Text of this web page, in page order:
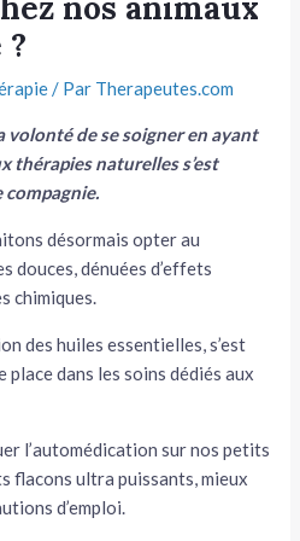
/ Par Therapeutes.com
volonté de se soigner en ayant
thérapies naturelles s’est
compagnie.
désormais opter au
douces, dénuées d’effets
chimiques.
des huiles essentielles, s’est
dans les soins dédiés aux
l’automédication sur nos petits
flacons ultra puissants, mieux
d’emploi.